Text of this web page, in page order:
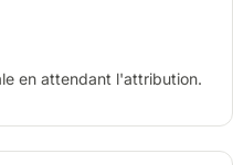
en attendant l'attribution.